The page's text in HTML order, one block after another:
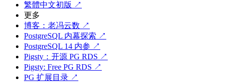
繁體中文初版 ↗
更多
博客：老冯云数 ↗
PostgreSQL 内幕探索 ↗
PostgreSQL 14 内参 ↗
Pigsty：开源 PG RDS ↗
Pigsty: Free PG RDS ↗
PG 扩展目录 ↗